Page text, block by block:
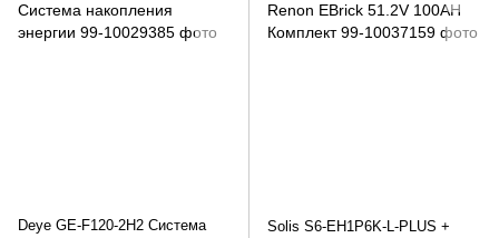
Deye GE-F120-2H2 Система
Solis S6-EH1P6K-L-PLUS +